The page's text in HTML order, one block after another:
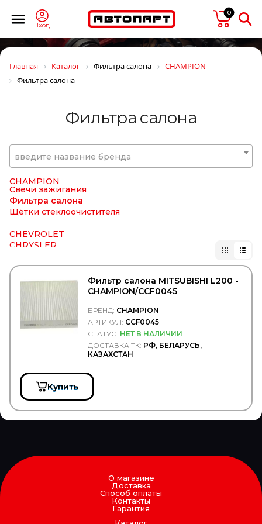
Вход
0
Главная Каталог Фильтра салона
CHAMPION
Фильтра салона
Фильтра салона
введите название бренда
CAREX
CARGEN
CARGO
CARGO FLOOR
CASE
CASTELLO
CFT
CGA
CGR
CHAMPION
Свечи зажигания
Фильтра салона
Щётки стеклоочистителя
CHEVROLET
CHRYSLER
CIPEC
COBAT-TITAN-ARCTIC
COJALI
COLAERT
CONTINENTAL
CONTITECH
Convitex
COPAR
CORIV
COSPEL
COVIND
Фильтр салона MITSUBISHI L200 -
CHAMPION/CCF0045
БРЕНД: CHAMPION
АРТИКУЛ: CCF0045
СТАТУС: НЕТ В НАЛИЧИИ
ДОСТАВКА ТК: РФ, БЕЛАРУСЬ,
КАЗАХСТАН
Купить
О магазине
Доставка
Способ оплаты
Контакты
Гарантия